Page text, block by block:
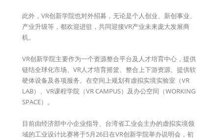
此外，VR创新学院也对外招募，无论是个人创业、新创事业、
产业升级等，都欢迎进驻，共同迎接VR产业未来庞大发展商
机。
VR创新学院主要作为一个资源整合平台及人才培育中心，提供
链结全球化市场、VR人才培育摇篮、整合上下游资源、提供软
硬体设备及各项服务。在空间上规划有虚拟实境实验室（VR
LAB）、VR课程学院（VR CAMPUS）及办公空间（WORKING
SPACE）。
目前由经济部中小企业指导、台湾省工业会主办的虚拟实境领
域的工业设计比赛将于5月26日在VR创新学院举办说明会，初